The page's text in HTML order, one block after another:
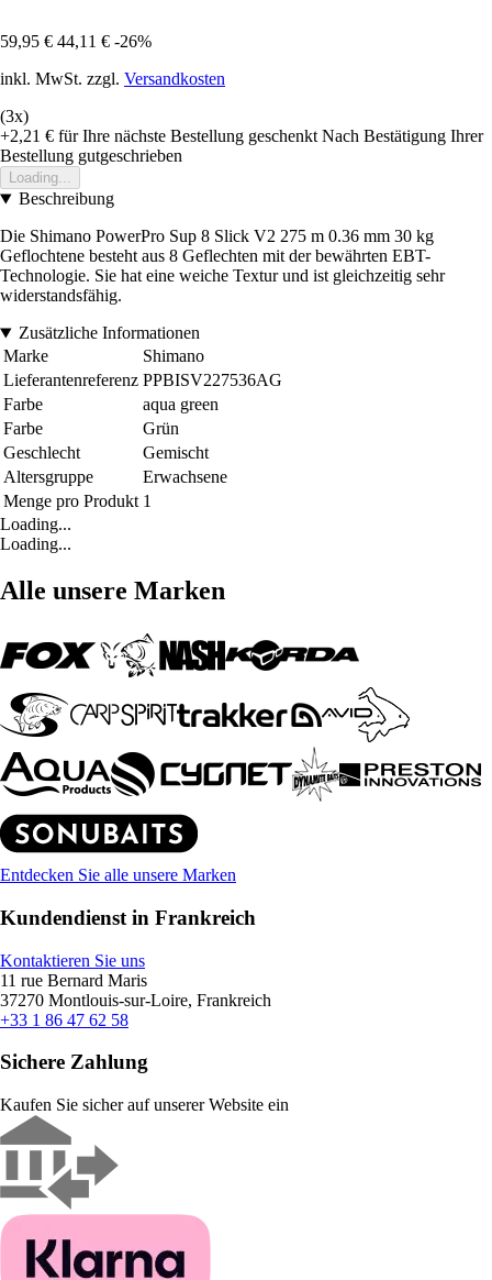
59,95 € 44,11 € -26%
inkl. MwSt. zzgl. Versandkosten
(3x)
+2,21 € für Ihre nächste Bestellung geschenkt Nach Bestätigung Ihrer
Bestellung gutgeschrieben
Loading...
Beschreibung
Die Shimano PowerPro Sup 8 Slick V2 275 m 0.36 mm 30 kg
Geflochtene besteht aus 8 Geflechten mit der bewährten EBT-
Technologie. Sie hat eine weiche Textur und ist gleichzeitig sehr
widerstandsfähig.
Zusätzliche Informationen
Marke
Shimano
Lieferantenreferenz PPBISV227536AG
Farbe
aqua green
Farbe
Grün
Geschlecht
Gemischt
Altersgruppe
Erwachsene
Menge pro Produkt 1
Loading...
Loading...
Alle unsere Marken
Entdecken Sie alle unsere Marken
Kundendienst in Frankreich
Kontaktieren Sie uns
11 rue Bernard Maris
37270 Montlouis-sur-Loire, Frankreich
+33 1 86 47 62 58
Sichere Zahlung
Kaufen Sie sicher auf unserer Website ein